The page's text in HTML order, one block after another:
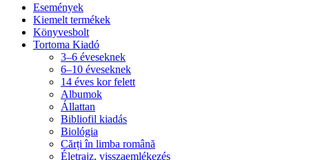
Események
Kiemelt termékek
Könyvesbolt
Tortoma Kiadó
3–6 éveseknek
6–10 éveseknek
14 éves kor felett
Albumok
Állattan
Bibliofil kiadás
Biológia
Cărți în limba română
Életrajz, visszaemlékezés